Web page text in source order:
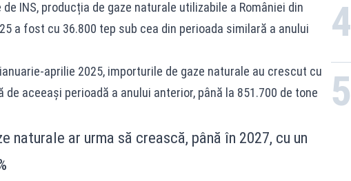
INS, producția de gaze naturale utilizabile a României din
a fost cu 36.800 tep sub cea din perioada similară a anului
aprilie 2025, importurile de gaze naturale au crescut cu
de aceeaşi perioadă a anului anterior, până la 851.700 de tone
naturale ar urma să crească, până în 2027, cu un
4
5